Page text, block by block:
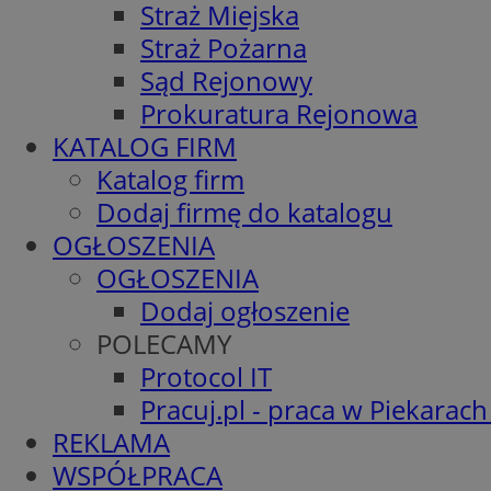
Straż Miejska
Straż Pożarna
Sąd Rejonowy
Prokuratura Rejonowa
KATALOG FIRM
Katalog firm
Dodaj firmę do katalogu
OGŁOSZENIA
OGŁOSZENIA
Dodaj ogłoszenie
POLECAMY
Protocol IT
Pracuj.pl - praca w
REKLAMA
WSPÓŁPRACA